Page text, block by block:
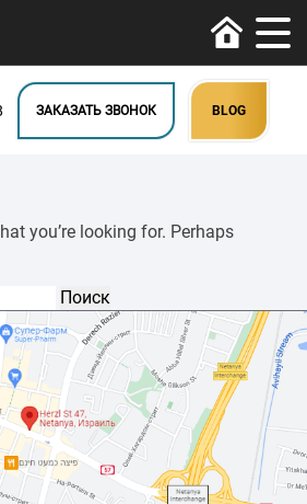
ЗАКАЗАТЬ ЗВОНОК BLOG
you’re looking for. Perhaps